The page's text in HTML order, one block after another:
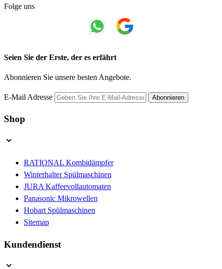
Folge uns
Seien Sie der Erste, der es erfährt
Abonnieren Sie unsere besten Angebote.
E-Mail Adresse Abonnieren
Shop
RATIONAL Kombidämpfer
Winterhalter Spülmaschinen
JURA Kaffeevollautomaten
Panasonic Mikrowellen
Hobart Spülmaschinen
Sitemap
Kundendienst